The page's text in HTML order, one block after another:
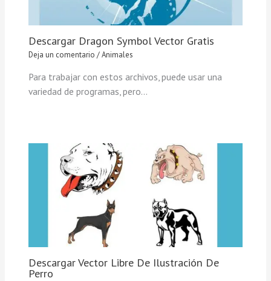
Descargar Dragon Symbol Vector Gratis
Deja un comentario /Animales
Para trabajar con estos archivos, puede usar una
variedad de programas, pero…
Descargar Vector Libre De Ilustración De
Perro